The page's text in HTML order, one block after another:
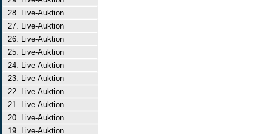
28. Live-Auktion
27. Live-Auktion
26. Live-Auktion
25. Live-Auktion
24. Live-Auktion
23. Live-Auktion
22. Live-Auktion
21. Live-Auktion
20. Live-Auktion
19. Live-Auktion